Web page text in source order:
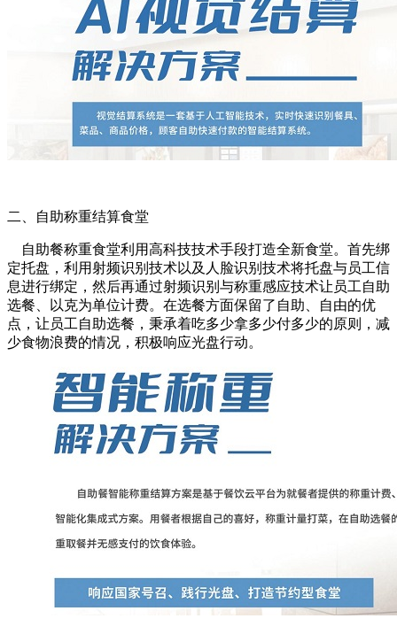
二、自助称重结算食堂
自助餐称重食堂利用高科技技术手段打造全新食堂。首先绑
定托盘，利用射频识别技术以及人脸识别技术将托盘与员工信
息进行绑定，然后再通过射频识别与称重感应技术让员工自助
选餐、以克为单位计费。在选餐方面保留了自助、自由的优
点，让员工自助选餐，秉承着吃多少拿多少付多少的原则，减
少食物浪费的情况，积极响应光盘行动。